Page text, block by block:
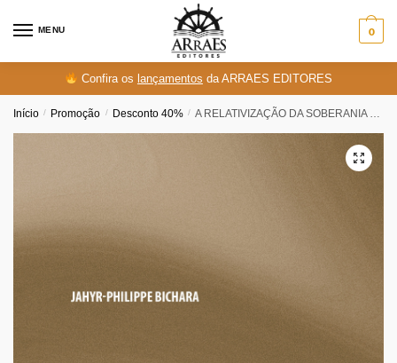
MENU 0
Confira os lançamentos da ARRAES EDITORES
Início / Promoção / Desconto 40% / A RELATIVIZAÇÃO DA SOBERANIA ESTATAL DIANTE DAS MIGRAÇÕES INTERNACIONAIS